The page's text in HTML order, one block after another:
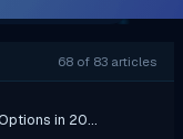
68 of 83 articles
in 20…